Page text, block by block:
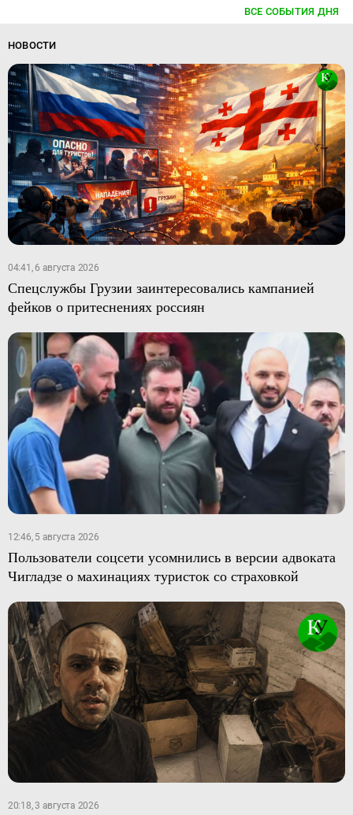
ВСЕ СОБЫТИЯ ДНЯ
НОВОСТИ
04:41, 6 августа 2026
Спецслужбы Грузии заинтересовались кампанией
фейков о притеснениях россиян
12:46, 5 августа 2026
Пользователи соцсети усомнились в версии адвоката
Чигладзе о махинациях туристок со страховкой
20:18, 3 августа 2026